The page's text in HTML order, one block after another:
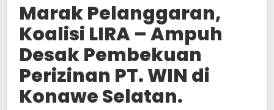
Marak Pelanggaran,
Koalisi LIRA – Ampuh
Desak Pembekuan
Perizinan PT. WIN di
Konawe Selatan.